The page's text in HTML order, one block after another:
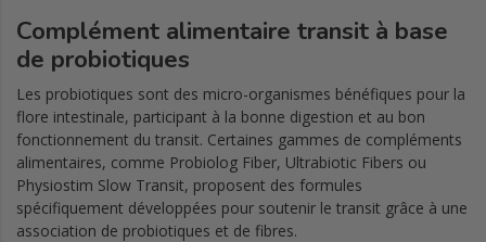
Complément alimentaire transit à base
de probiotiques
Les probiotiques sont des micro-organismes bénéfiques pour la
flore intestinale, participant à la bonne digestion et au bon
fonctionnement du transit. Certaines gammes de compléments
alimentaires, comme Probiolog Fiber, Ultrabiotic Fibers ou
Physiostim Slow Transit, proposent des formules
spécifiquement développées pour soutenir le transit grâce à une
association de probiotiques et de fibres.